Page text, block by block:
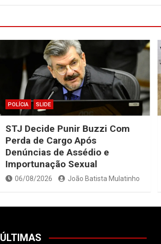
POLÍCIA SLIDE
STJ Decide Punir Buzzi Com
Perda de Cargo Após
Denúncias de Assédio e
Importunação Sexual
06/08/2026 João Batista Mulatinho
ÚLTIMAS